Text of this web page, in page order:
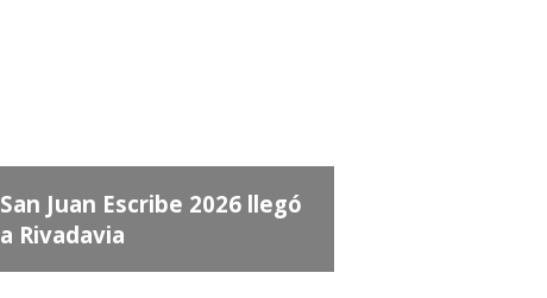
San Juan Escribe 2026 llegó
a Rivadavia